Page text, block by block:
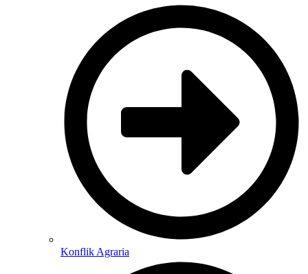
Konflik Agraria